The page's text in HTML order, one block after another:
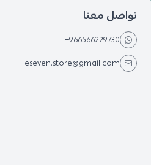
تواصل معنا
+966566229730
eseven.store@gmail.com